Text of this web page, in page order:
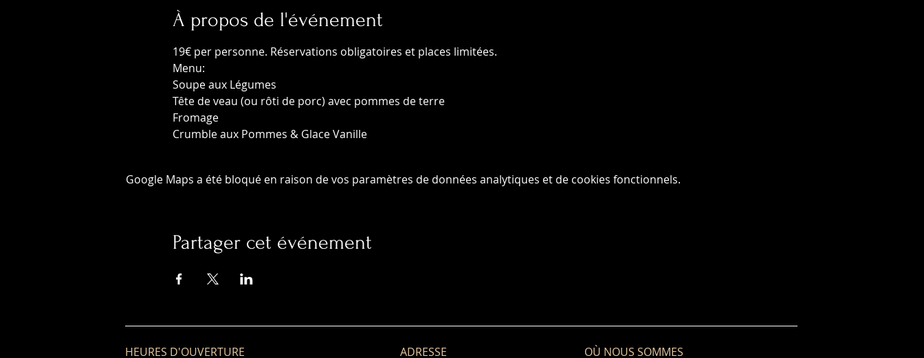
À propos de l'événement
19€ per personne. Réservations obligatoires et places limitées.
Menu:
Soupe aux Légumes
Tête de veau (ou rôti de porc) avec pommes de terre
Fromage
Crumble aux Pommes & Glace Vanille
Google Maps a été bloqué en raison de vos paramètres de données analytiques et de cookies fonctionnels.
Partager cet événement
HEURES D'OUVERTURE ADRESSE OÙ NOUS SOMMES